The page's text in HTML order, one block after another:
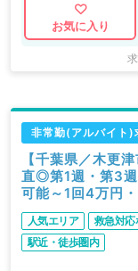
お気に入り
非常勤(アルバイト)
【千葉県／木更
直◎第1週・第3週
可能～1回4万円
外科系／非常勤）
人気エリア 救急対応
駅近・徒歩圏内